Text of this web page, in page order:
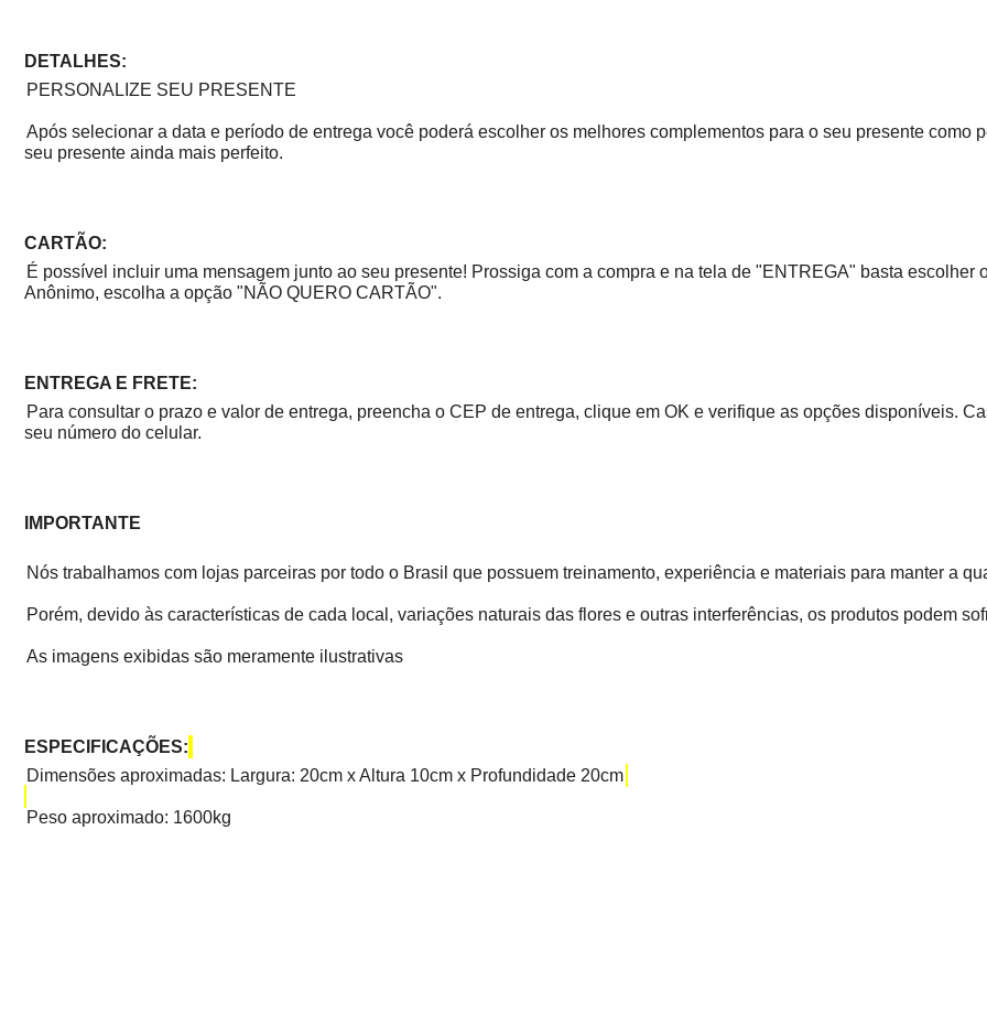
DETALHES:
PERSONALIZE SEU PRESENTE
Após selecionar a data e período de entrega você poderá escolher os melhores complementos para o seu presente como
seu presente ainda mais perfeito.
CARTÃO:
É possível incluir uma mensagem junto ao seu presente! Prossiga com a compra e na tela de "ENTREGA" basta
Anônimo, escolha a opção "NÃO QUERO CARTÃO".
ENTREGA E FRETE:
Para consultar o prazo e valor de entrega, preencha o CEP de entrega, clique em OK e verifique as opções disponíveis.
seu número do celular.
IMPORTANTE
Nós trabalhamos com lojas parceiras por todo o Brasil que possuem treinamento, experiência e materiais para manter a
Porém, devido às características de cada local, variações naturais das flores e outras interferências, os produtos podem
As imagens exibidas são meramente ilustrativas
ESPECIFICAÇÕES:
Dimensões aproximadas: Largura: 20cm x Altura 10cm x Profundidade 20cm
Peso aproximado: 1600kg